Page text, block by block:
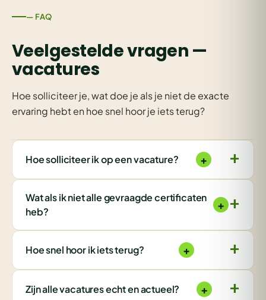
— FAQ
Veelgestelde vragen —
vacatures
Hoe solliciteer je, wat doe je als je niet de exacte
ervaring hebt en hoe snel hoor je iets terug?
Hoe solliciteer ik op een vacature? +
Wat als ik niet alle gevraagde certificaten
heb?
+
Hoe snel hoor ik iets terug? +
Zijn alle vacatures echt en actueel? +